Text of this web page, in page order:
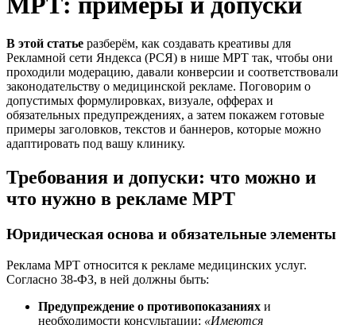
В этой статье разберём, как создавать креативы для
Рекламной сети Яндекса (РСЯ) в нише МРТ так, чтобы они
проходили модерацию, давали конверсии и соответствовали
законодательству о медицинской рекламе. Поговорим о
допустимых формулировках, визуале, офферах и
обязательных предупреждениях, а затем покажем готовые
примеры заголовков, текстов и баннеров, которые можно
адаптировать под вашу клинику.
Требования и допуски: что можно и
что нужно в рекламе МРТ
Юридическая основа и обязательные элементы
Реклама МРТ относится к рекламе медицинских услуг.
Согласно 38‑ФЗ, в ней должны быть:
Предупреждение о противопоказаниях и
необходимости консультации: «Имеются